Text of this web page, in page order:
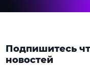
Подпишитесь
новостей